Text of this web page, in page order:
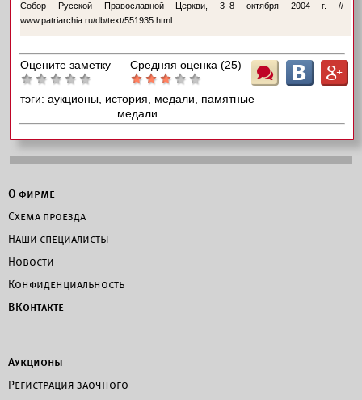
Собор Русской Православной Церкви, 3–8 октября 2004 г. //
www.patriarchia.ru/db/text/551935.html
Оцените заметку Средняя оценка (25)
тэги: аукционы, история, медали, памятные
медали
Ш B G
О фирме
Схема проезда
Наши специалисты
Новости
Конфиденциальность
ВКонтакте
Аукционы
Регистрация заочного